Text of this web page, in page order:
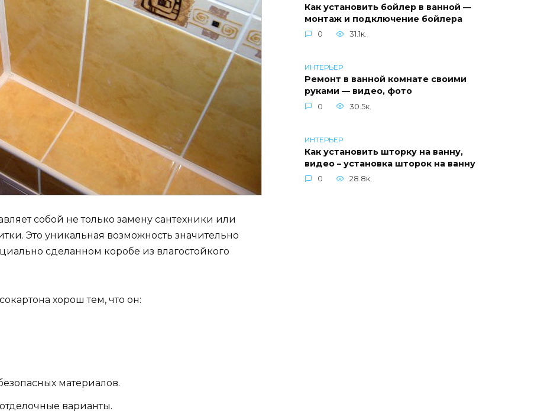
собой не только замену сантехники или
Это уникальная возможность значительно
сделанном коробе из влагостойкого
хорош тем, что он:
материалов.
варианты.
Как установить бойлер в ванной —
монтаж и подключение бойлера
0 31.1к.
ИНТЕРЬЕР
Ремонт в ванной комнате своими
руками — видео, фото
0 30.5к.
ИНТЕРЬЕР
Как установить шторку на ванну,
видео – установка шторок на ванну
0 28.8к.